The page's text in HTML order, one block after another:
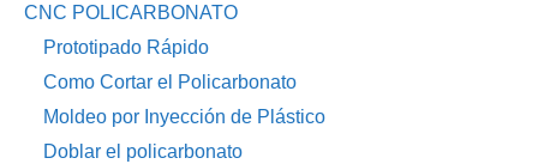
CNC POLICARBONATO
Prototipado Rápido
Como Cortar el Policarbonato
Moldeo por Inyección de Plástico
Doblar el policarbonato